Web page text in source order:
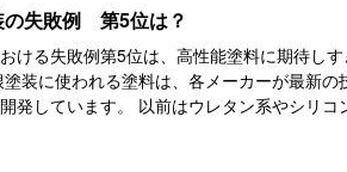
の失敗例 第5位は？
ける失敗例第5位は、高性能塗料に期待しす
装に使われる塗料は、各メーカーが最新の
発しています。 以前はウレタン系やシリコ